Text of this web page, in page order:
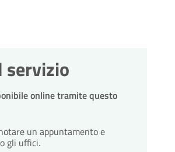
servizio
online tramite questo
un appuntamento e
gli uffici.